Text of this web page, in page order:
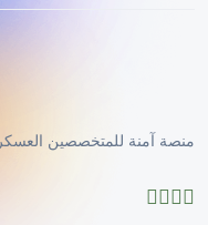
منصة آمنة للمتخصصين